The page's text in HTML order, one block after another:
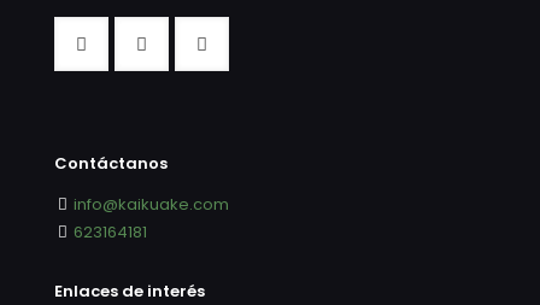
Contáctanos
info@kaikuake.com
623164181
Enlaces de interés